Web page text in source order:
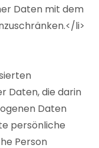
Daten mit dem
li>
Daten, die darin
Daten
persönliche
Person